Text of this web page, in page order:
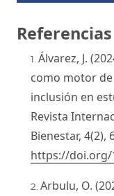
Referencias
Álvarez, J.
como motor
inclusión en
Revista
Bienestar, 4(2),
https://doi.org/
Arbulu, O.